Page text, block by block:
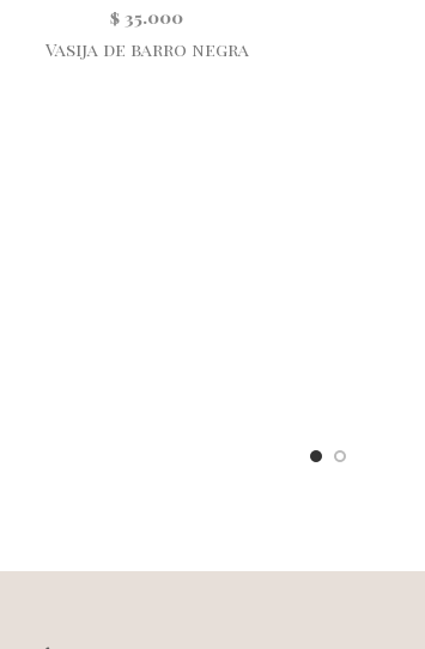
$ 35.000
Vasija de barro negra